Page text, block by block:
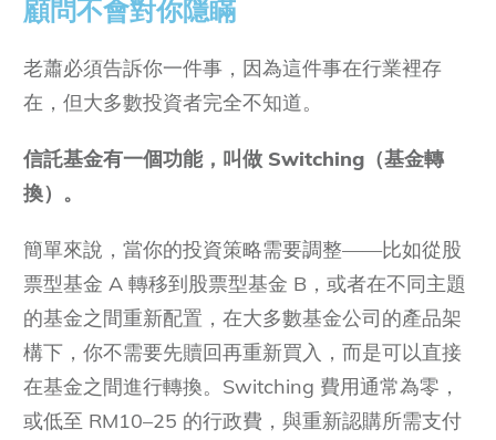
顧問不會對你隱瞞
老蕭必須告訴你一件事，因為這件事在行業裡存
在，但大多數投資者完全不知道。
信託基金有一個功能，叫做 Switching（基金轉
換）。
簡單來說，當你的投資策略需要調整——比如從股
票型基金 A 轉移到股票型基金 B，或者在不同主題
的基金之間重新配置，在大多數基金公司的產品架
構下，你不需要先贖回再重新買入，而是可以直接
在基金之間進行轉換。Switching 費用通常為零，
或低至 RM10–25 的行政費，與重新認購所需支付